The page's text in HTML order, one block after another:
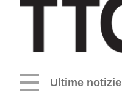
Ultime notizie